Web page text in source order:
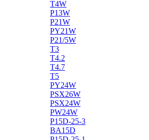
T4W
P13W
P21W
PY21W
P21/5W
T3
T4.2
T4.7
T5
PY24W
PSX26W
PSX24W
PW24W
P15D-25-3
BA15D